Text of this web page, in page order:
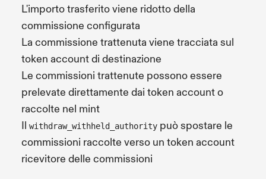
L'importo trasferito viene ridotto della
commissione configurata
La commissione trattenuta viene tracciata sul
token account di destinazione
Le commissioni trattenute possono essere
prelevate direttamente dai token account o
raccolte nel mint
Il withdraw_withheld_authority può spostare le
commissioni raccolte verso un token account
ricevitore delle commissioni